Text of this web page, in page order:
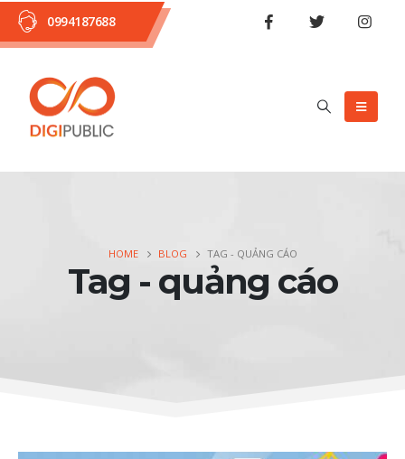
0994187688
HOME BLOG TAG - QUẢNG CÁO
Tag - quảng cáo